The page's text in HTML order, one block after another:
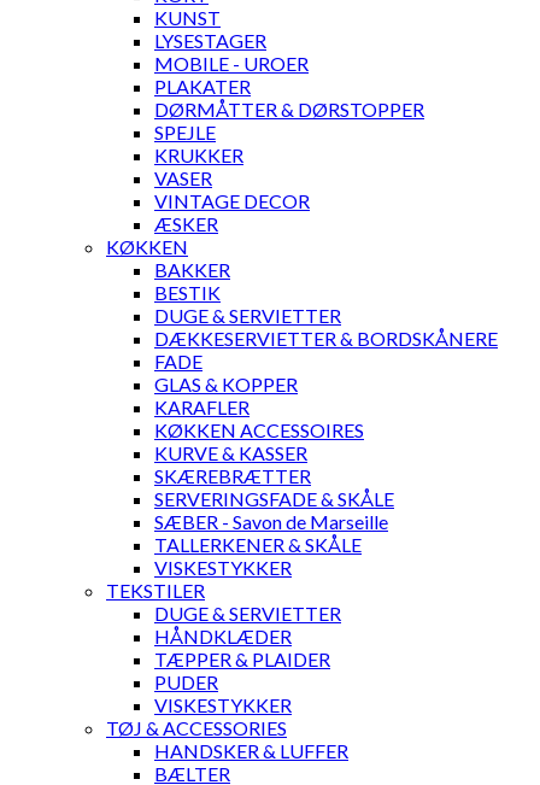
KUNST
LYSESTAGER
MOBILE - UROER
PLAKATER
DØRMÅTTER & DØRSTOPPER
SPEJLE
KRUKKER
VASER
VINTAGE DECOR
ÆSKER
KØKKEN
BAKKER
BESTIK
DUGE & SERVIETTER
DÆKKESERVIETTER & BORDSKÅNERE
FADE
GLAS & KOPPER
KARAFLER
KØKKEN ACCESSOIRES
KURVE & KASSER
SKÆREBRÆTTER
SERVERINGSFADE & SKÅLE
SÆBER - Savon de Marseille
TALLERKENER & SKÅLE
VISKESTYKKER
TEKSTILER
DUGE & SERVIETTER
HÅNDKLÆDER
TÆPPER & PLAIDER
PUDER
VISKESTYKKER
TØJ & ACCESSORIES
HANDSKER & LUFFER
BÆLTER